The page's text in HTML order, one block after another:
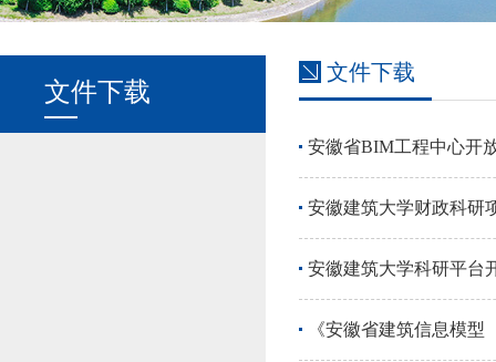
文件下载
文件下载
安徽省BIM工程中心开
安徽建筑大学财政科研
安徽建筑大学科研平台
《安徽省建筑信息模